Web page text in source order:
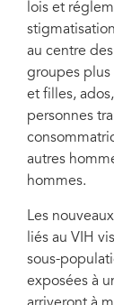
lois et
au centre
groupes plus
et filles,
personnes
autres
hommes.
Les
liés au VIH
sous-
exposées à